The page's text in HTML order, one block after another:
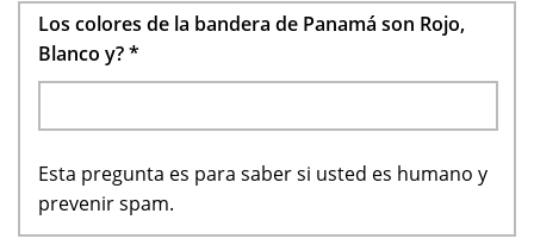
Los colores de la bandera de Panamá son Rojo,
Blanco y?*
Esta pregunta es para saber si usted es humano y
prevenir spam.